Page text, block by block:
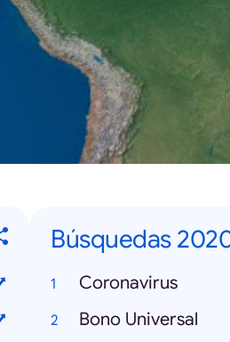
Búsquedas
Coronavirus
Bono Universal